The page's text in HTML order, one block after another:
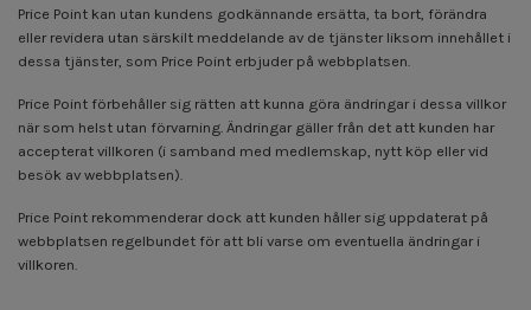
Price Point kan utan kundens godkännande ersätta, ta bort, förändra
eller revidera utan särskilt meddelande av de tjänster liksom innehållet i
dessa tjänster, som Price Point erbjuder på webbplatsen.
Price Point förbehåller sig rätten att kunna göra ändringar i dessa villkor
när som helst utan förvarning. Ändringar gäller från det att kunden har
accepterat villkoren (i samband med medlemskap, nytt köp eller vid
besök av webbplatsen).
Price Point rekommenderar dock att kunden håller sig uppdaterat på
webbplatsen regelbundet för att bli varse om eventuella ändringar i
villkoren.